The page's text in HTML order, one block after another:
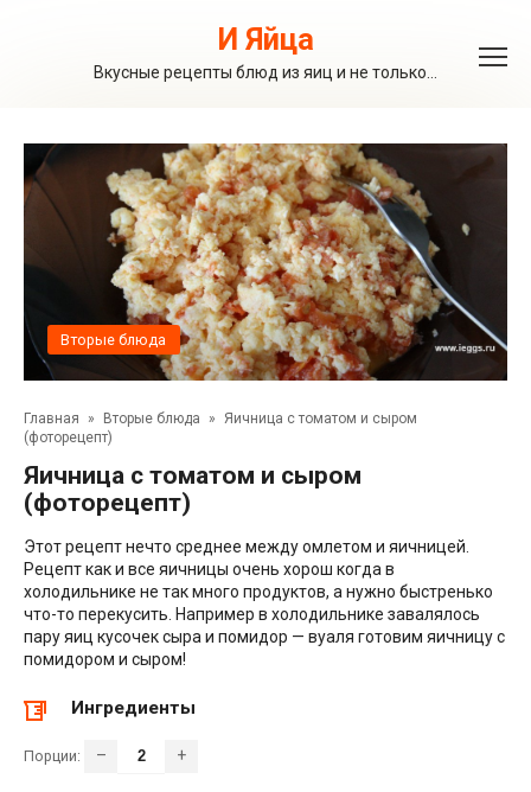
И Яйца
Вкусные рецепты блюд из яиц и не только…
Вторые блюда
Главная » Вторые блюда » Яичница с томатом и сыром
(фоторецепт)
Яичница с томатом и сыром
(фоторецепт)
Этот рецепт нечто среднее между омлетом и яичницей.
Рецепт как и все яичницы очень хорош когда в
холодильнике не так много продуктов, а нужно быстренько
что-то перекусить. Например в холодильнике завалялось
пару яиц кусочек сыра и помидор — вуаля готовим яичницу с
помидором и сыром!
Ингредиенты
Порции: – +